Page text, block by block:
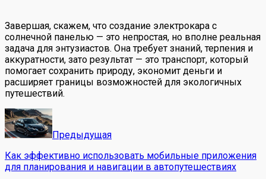
Завершая, скажем, что создание электрокара с
солнечной панелью — это непростая, но вполне реальная
задача для энтузиастов. Она требует знаний, терпения и
аккуратности, зато результат — это транспорт, который
помогает сохранить природу, экономит деньги и
расширяет границы возможностей для экологичных
путешествий.
Предыдущая
Как эффективно использовать мобильные приложения
для планирования и навигации в автопутешествиях